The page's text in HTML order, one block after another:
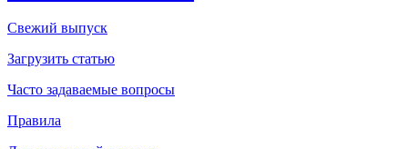
Свежий выпуск
Загрузить статью
Часто задаваемые вопросы
Правила